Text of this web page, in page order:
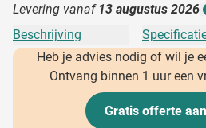
Levering vanaf 13 augustus 2026
Beschrijving
Heb je advies nodig of wil je
Ontvang binnen 1 uur een
Gratis offerte